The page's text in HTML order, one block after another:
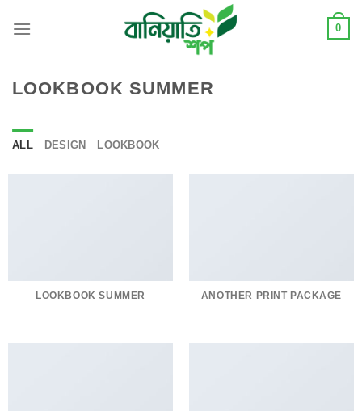
0
LOOKBOOK SUMMER
ALL DESIGN LOOKBOOK
LOOKBOOK SUMMER ANOTHER PRINT PACKAGE